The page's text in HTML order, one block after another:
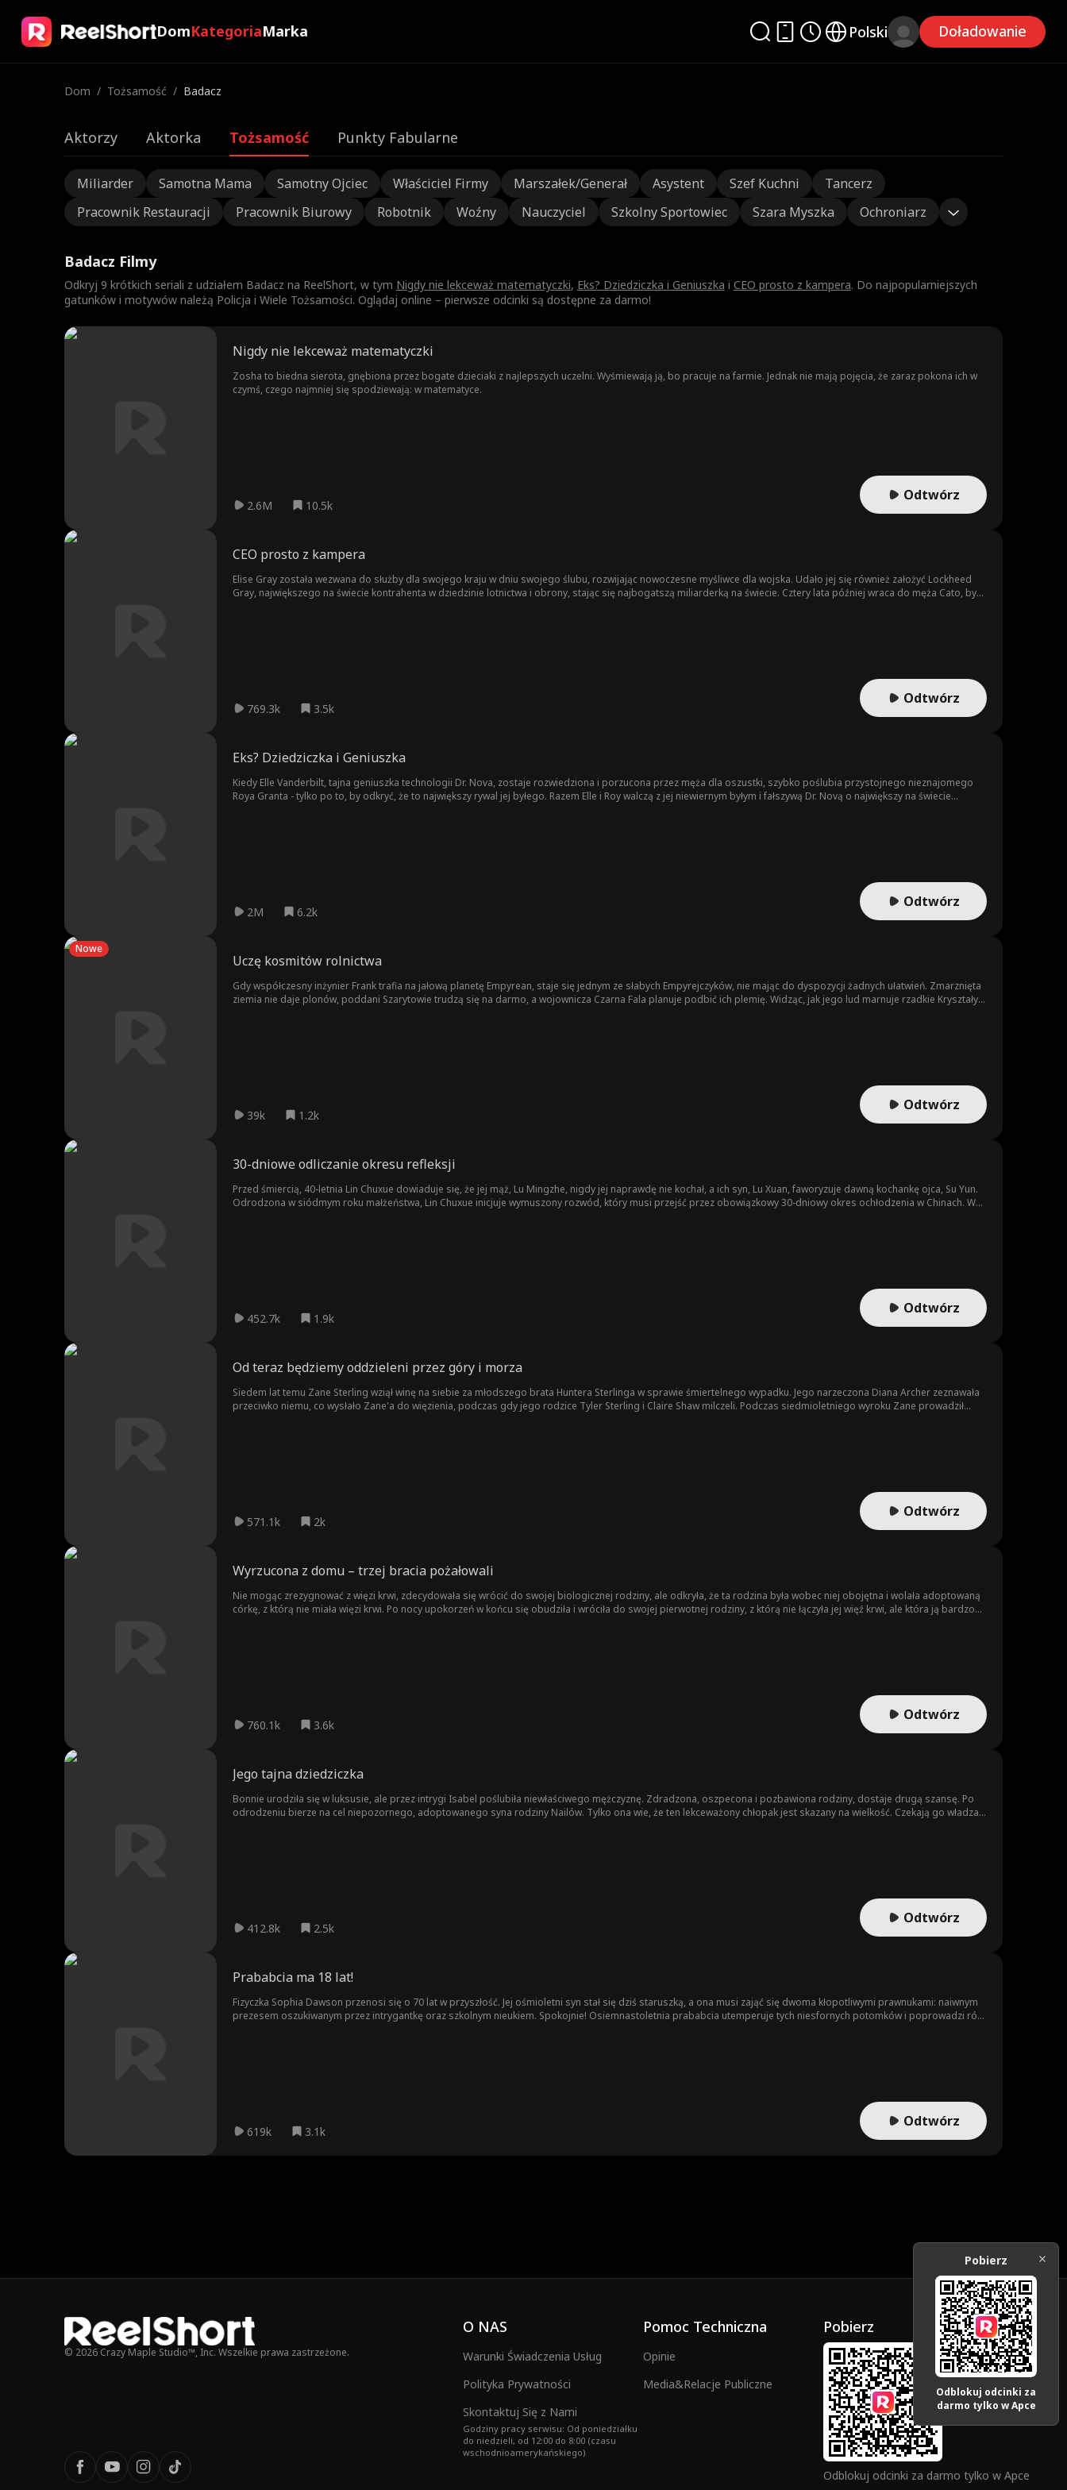
DomKategoriaMarka Polski Doładowanie
Dom / Tożsamość / Badacz
Aktorzy Aktorka Tożsamość Punkty Fabularne
Miliarder Samotna Mama Samotny Ojciec Właściciel Firmy Marszałek/Generał Asystent Szef Kuchni
Tancerz
Pracownik Restauracji
Pracownik Biurowy Robotnik Woźny Nauczyciel Szkolny Sportowiec Szara Myszka Ochroniarz
Badacz Filmy
Odkryj 9 krótkich seriali z udziałem Badacz na ReelShort, w tym Nigdy nie lekceważ matematyczki, Eks? Dziedziczka i Geniuszka i CEO prosto z kampera. Do najpopularniejszych
gatunków i motywów należą Policja i Wiele Tożsamości. Oglądaj online – pierwsze odcinki są dostępne za darmo!
Nigdy nie lekceważ matematyczki
Zosha to biedna sierota, gnębiona przez bogate dzieciaki z najlepszych uczelni. Wyśmiewają ją, bo pracuje na farmie. Jednak nie mają pojęcia, że zaraz pokona ich w
czymś, czego najmniej się spodziewają: w matematyce.
2.6M 10.5k
Odtwórz
CEO prosto z kampera
Elise Gray została wezwana do służby dla swojego kraju w dniu swojego ślubu, rozwijając nowoczesne myśliwce dla wojska. Udało jej się również założyć Lockheed
Gray, największego na świecie kontrahenta w dziedzinie lotnictwa i obrony, stając się najbogatszą miliarderką na świecie. Cztery lata później wraca do męża Cato, by
769.3k 3.5k
Odtwórz
Eks? Dziedziczka i Geniuszka
Kiedy Elle Vanderbilt, tajna geniuszka technologii Dr. Nova, zostaje rozwiedziona i porzucona przez męża dla oszustki, szybko poślubia przystojnego nieznajomego
Roya Granta - tylko po to, by odkryć, że to największy rywal jej byłego. Razem Elle i Roy walczą z jej niewiernym byłym i fałszywą Dr. Novą o największy na świecie
2M 6.2k
Odtwórz
Nowe
Uczę kosmitów rolnictwa
Gdy współczesny inżynier Frank trafia na jałową planetę Empyrean, staje się jednym ze słabych Empyrejczyków, nie mając do dyspozycji żadnych ułatwień. Zmarznięta
ziemia nie daje plonów, poddani Szarytowie trudzą się na darmo, a wojownicza Czarna Fala planuje podbić ich plemię. Widząc, jak jego lud marnuje rzadkie Kryształy
39k 1.2k
Odtwórz
30-dniowe odliczanie okresu refleksji
Przed śmiercią, 40-letnia Lin Chuxue dowiaduje się, że jej mąż, Lu Mingzhe, nigdy jej naprawdę nie kochał, a ich syn, Lu Xuan, faworyzuje dawną kochankę ojca, Su Yun.
Odrodzona w siódmym roku małżeństwa, Lin Chuxue inicjuje wymuszony rozwód, który musi przejść przez obowiązkowy 30-dniowy okres ochłodzenia w Chinach. W
452.7k 1.9k
Odtwórz
Od teraz będziemy oddzieleni przez góry i morza
Siedem lat temu Zane Sterling wziął winę na siebie za młodszego brata Huntera Sterlinga w sprawie śmiertelnego wypadku. Jego narzeczona Diana Archer zeznawała
przeciwko niemu, co wysłało Zane'a do więzienia, podczas gdy jego rodzice Tyler Sterling i Claire Shaw milczeli. Podczas siedmioletniego wyroku Zane prowadził
571.1k 2k
Odtwórz
Wyrzucona z domu – trzej bracia pożałowali
Nie mogąc zrezygnować z więzi krwi, zdecydowała się wrócić do swojej biologicznej rodziny, ale odkryła, że ta rodzina była wobec niej obojętna i wolała adoptowaną
córkę, z którą nie miała więzi krwi. Po nocy upokorzeń w końcu się obudziła i wróciła do swojej pierwotnej rodziny, z którą nie łączyła jej więź krwi, ale która ją bardzo
760.1k 3.6k
Odtwórz
Jego tajna dziedziczka
Bonnie urodziła się w luksusie, ale przez intrygi Isabel poślubiła niewłaściwego mężczyznę. Zdradzona, oszpecona i pozbawiona rodziny, dostaje drugą szansę. Po
odrodzeniu bierze na cel niepozornego, adoptowanego syna rodziny Nailów. Tylko ona wie, że ten lekceważony chłopak jest skazany na wielkość. Czekają go władza,
412.8k 2.5k
Odtwórz
Prababcia ma 18 lat!
Fizyczka Sophia Dawson przenosi się o 70 lat w przyszłość. Jej ośmioletni syn stał się dziś staruszką, a ona musi zająć się dwoma kłopotliwymi prawnukami: naiwnym
prezesem oszukiwanym przez intrygantkę oraz szkolnym nieukiem. Spokojnie! Osiemnastoletnia prababcia utemperuje tych niesfornych potomków i poprowadzi ród
619k 3.1k
Odtwórz
© 2026 Crazy Maple Studio™, Inc. Wszelkie prawa zastrzeżone.
O NAS
Warunki Świadczenia Usług
Polityka Prywatności
Skontaktuj Się z Nami
Godziny pracy serwisu: Od poniedziałku
do niedzieli, od 12:00 do 8:00 (czasu
wschodnioamerykańskiego)
Pomoc Techniczna
Opinie
Media&Relacje Publiczne
Pobierz
Odblokuj odcinki za darmo tylko w Apce
Pobierz
Odblokuj odcinki za
darmo tylko w Apce